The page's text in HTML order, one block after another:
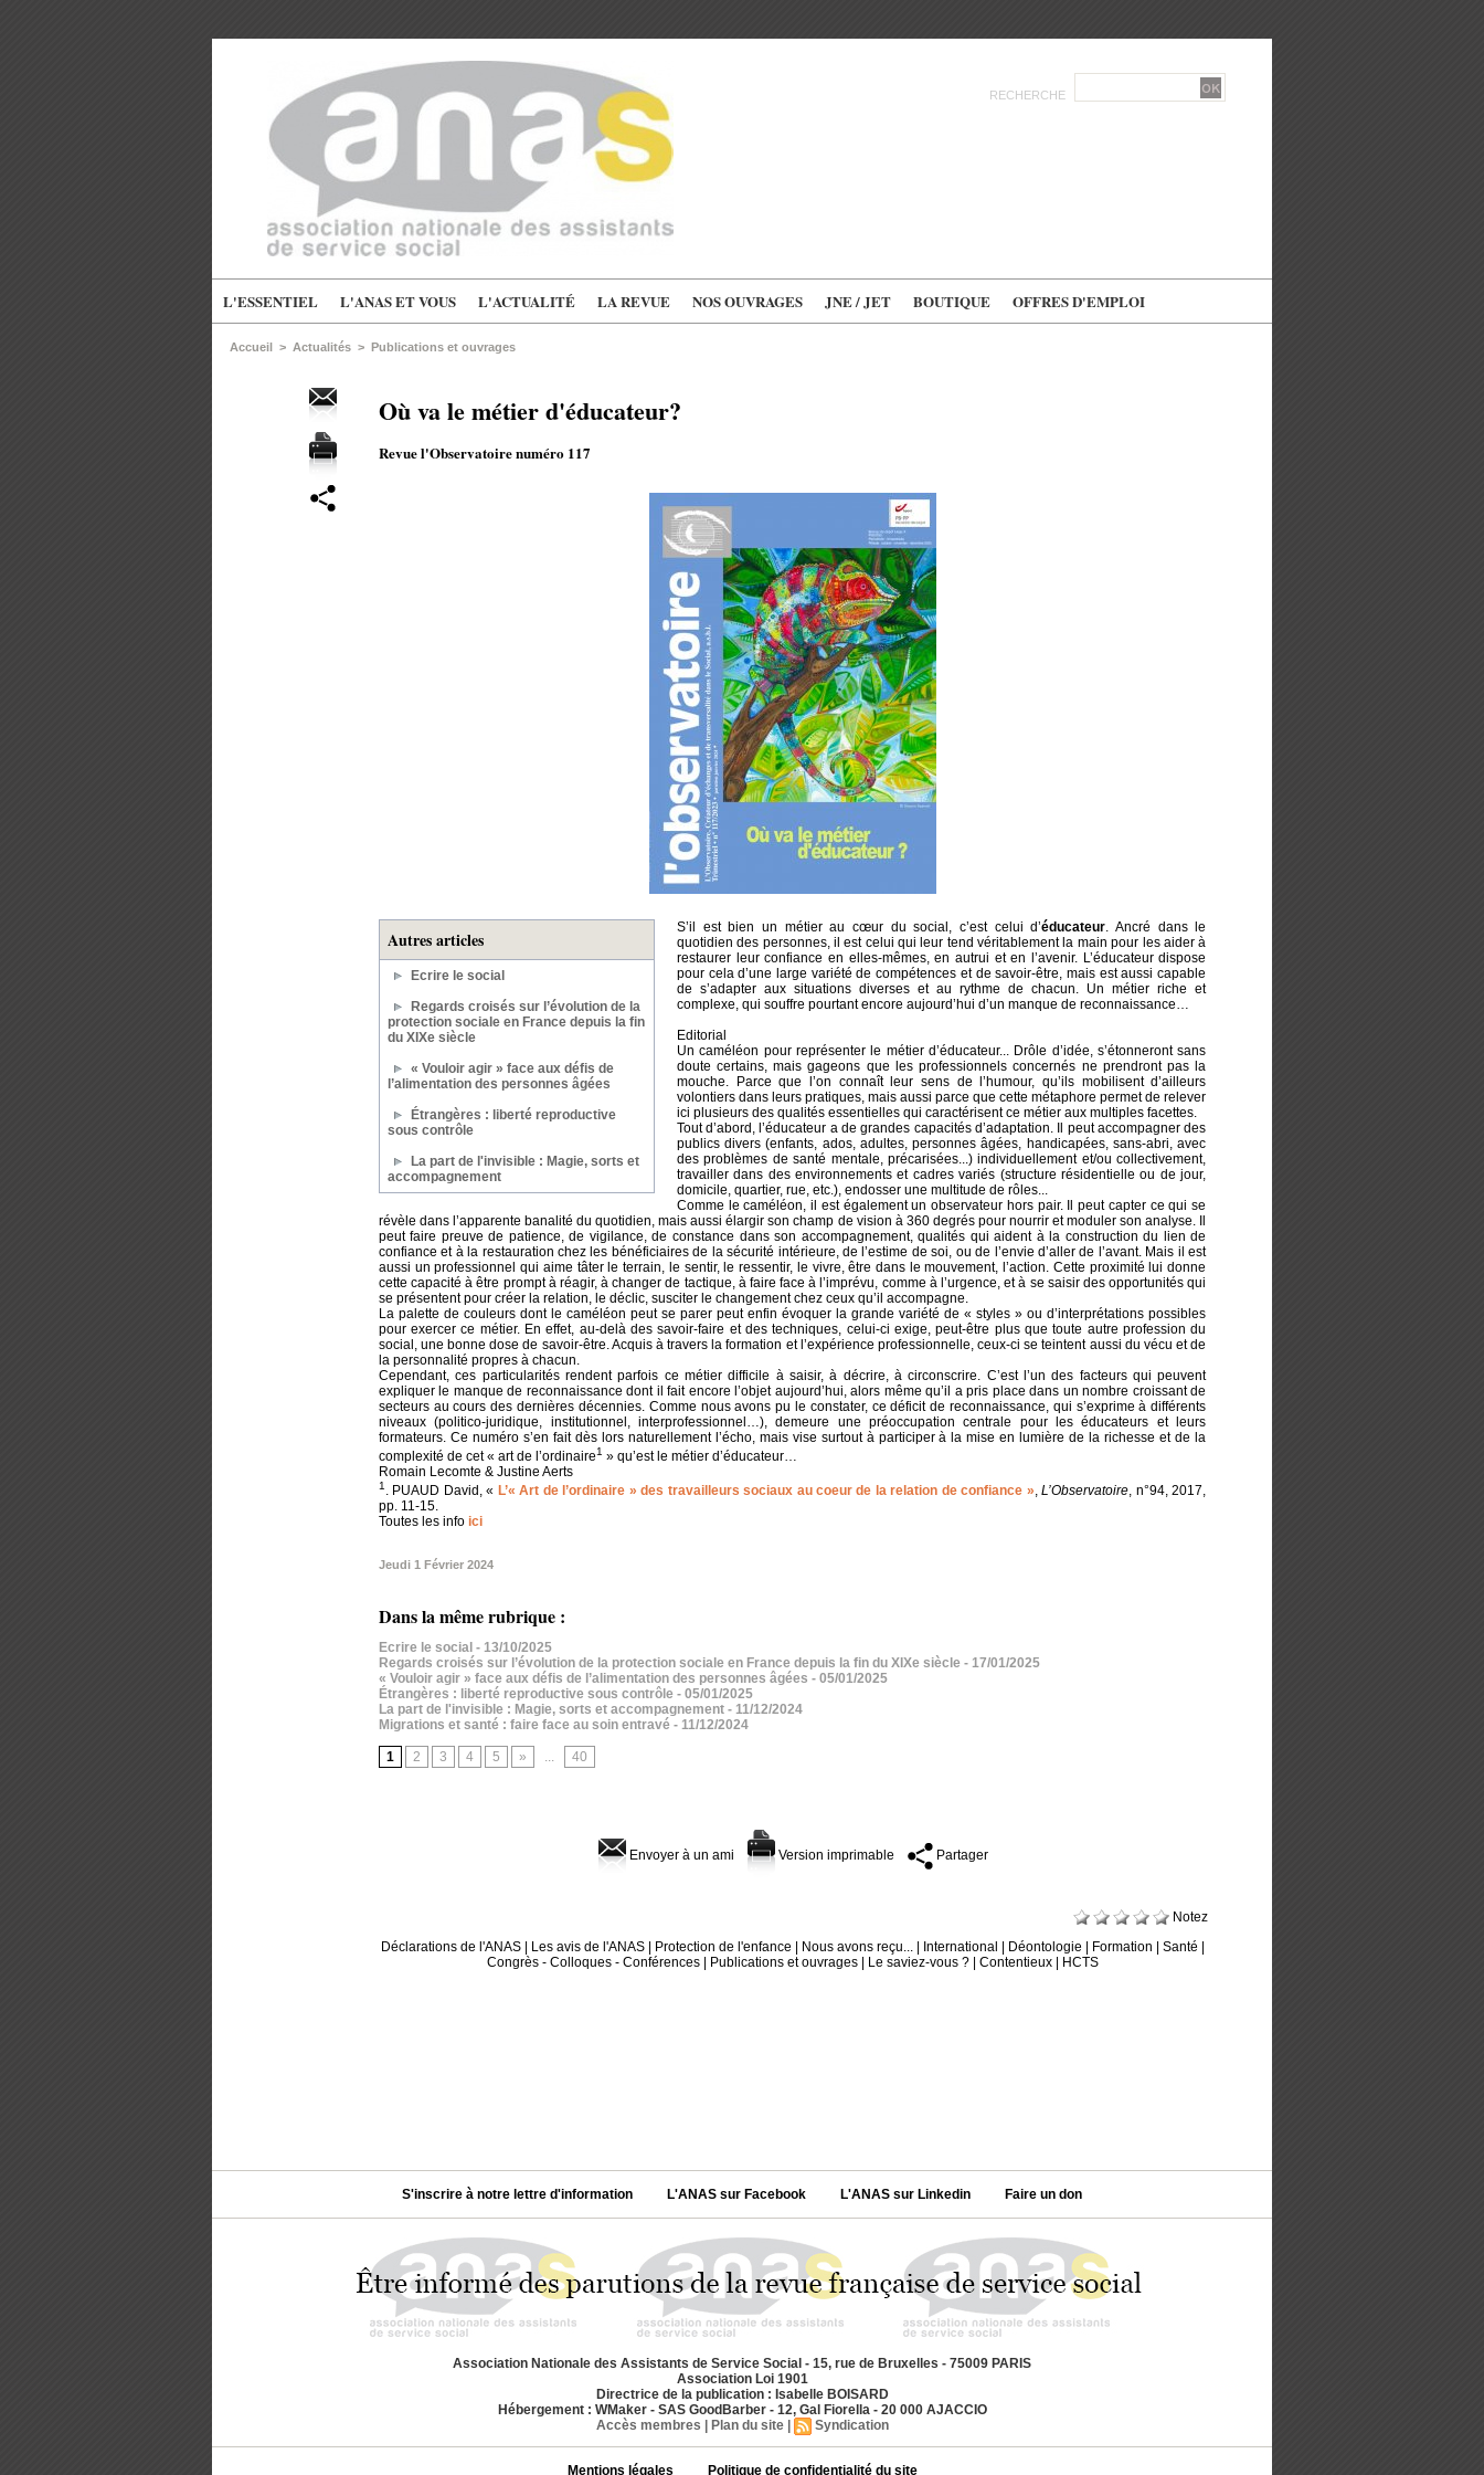
RECHERCHE
L'ESSENTIEL L'ANAS ET VOUS L'ACTUALITÉ LA REVUE NOS OUVRAGES JNE / JET BOUTIQUE OFFRES D'EMPLOI
Accueil > Actualités > Publications et ouvrages
Où va le métier d'éducateur?
Revue l'Observatoire numéro 117
Autres articles
Ecrire le social
Regards croisés sur l’évolution de la
protection sociale en France depuis la fin
du XIXe siècle
« Vouloir agir » face aux défis de
l’alimentation des personnes âgées
Étrangères : liberté reproductive
sous contrôle
La part de l'invisible : Magie, sorts et
accompagnement
S’il est bien un métier au cœur du social, c’est celui d’éducateur. Ancré dans le
quotidien des personnes, il est celui qui leur tend véritablement la main pour les aider à
restaurer leur confiance en elles-mêmes, en autrui et en l’avenir. L’éducateur dispose
pour cela d’une large variété de compétences et de savoir-être, mais est aussi capable
de s’adapter aux situations diverses et au rythme de chacun. Un métier riche et
complexe, qui souffre pourtant encore aujourd’hui d’un manque de reconnaissance…
Editorial
Un caméléon pour représenter le métier d’éducateur... Drôle d’idée, s’étonneront sans
doute certains, mais gageons que les professionnels concernés ne prendront pas la
mouche. Parce que l’on connaît leur sens de l’humour, qu’ils mobilisent d’ailleurs
volontiers dans leurs pratiques, mais aussi parce que cette métaphore permet de relever
ici plusieurs des qualités essentielles qui caractérisent ce métier aux multiples facettes.
Tout d’abord, l’éducateur a de grandes capacités d’adaptation. Il peut accompagner des
publics divers (enfants, ados, adultes, personnes âgées, handicapées, sans-abri, avec
des problèmes de santé mentale, précarisées...) individuellement et/ou collectivement,
travailler dans des environnements et cadres variés (structure résidentielle ou de jour,
domicile, quartier, rue, etc.), endosser une multitude de rôles...
Comme le caméléon, il est également un observateur hors pair. Il peut capter ce qui se
révèle dans l’apparente banalité du quotidien, mais aussi élargir son champ de vision à 360 degrés pour nourrir et moduler son analyse. Il
peut faire preuve de patience, de vigilance, de constance dans son accompagnement, qualités qui aident à la construction du lien de
confiance et à la restauration chez les bénéficiaires de la sécurité intérieure, de l’estime de soi, ou de l’envie d’aller de l’avant. Mais il est
aussi un professionnel qui aime tâter le terrain, le sentir, le ressentir, le vivre, être dans le mouvement, l’action. Cette proximité lui donne
cette capacité à être prompt à réagir, à changer de tactique, à faire face à l’imprévu, comme à l’urgence, et à se saisir des opportunités qui
se présentent pour créer la relation, le déclic, susciter le changement chez ceux qu’il accompagne.
La palette de couleurs dont le caméléon peut se parer peut enfin évoquer la grande variété de « styles » ou d’interprétations possibles
pour exercer ce métier. En effet, au-delà des savoir-faire et des techniques, celui-ci exige, peut-être plus que toute autre profession du
social, une bonne dose de savoir-être. Acquis à travers la formation et l’expérience professionnelle, ceux-ci se teintent aussi du vécu et de
la personnalité propres à chacun.
Cependant, ces particularités rendent parfois ce métier difficile à saisir, à décrire, à circonscrire. C’est l’un des facteurs qui peuvent
expliquer le manque de reconnaissance dont il fait encore l’objet aujourd’hui, alors même qu’il a pris place dans un nombre croissant de
secteurs au cours des dernières décennies. Comme nous avons pu le constater, ce déficit de reconnaissance, qui s’exprime à différents
niveaux (politico-juridique, institutionnel, interprofessionnel…), demeure une préoccupation centrale pour les éducateurs et leurs
formateurs. Ce numéro s’en fait dès lors naturellement l’écho, mais vise surtout à participer à la mise en lumière de la richesse et de la
complexité de cet « art de l’ordinaire1 » qu’est le métier d’éducateur…
Romain Lecomte & Justine Aerts
1 . PUAUD David, « L’« Art de l’ordinaire » des travailleurs sociaux au coeur de la relation de confiance »,L’Observatoire, n°94, 2017,
pp. 11-15.
Toutes les info ici
Jeudi 1 Février 2024
Dans la même rubrique :
Ecrire le social - 13/10/2025
Regards croisés sur l’évolution de la protection sociale en France depuis la fin du XIXe siècle - 17/01/2025
« Vouloir agir » face aux défis de l’alimentation des personnes âgées - 05/01/2025
Étrangères : liberté reproductive sous contrôle - 05/01/2025
La part de l'invisible : Magie, sorts et accompagnement - 11/12/2024
Migrations et santé : faire face au soin entravé - 11/12/2024
1 2 3 4 5 » ... 40
Envoyer à un ami Version imprimable Partager
Notez
Déclarations de l'ANAS
Les avis de l'ANAS Protection de l'enfance Nous avons reçu... International Déontologie Formation |Santé
Congrès - Colloques - Conférences
Publications et ouvrages Le saviez-vous ? |Contentieux HCTS
S'inscrire à notre lettre d'information L'ANAS sur Facebook L'ANAS sur Linkedin Faire un don
Association Nationale des Assistants de Service Social - 15, rue de Bruxelles - 75009 PARIS
Association Loi 1901
Directrice de la publication : Isabelle BOISARD
Hébergement : WMaker - SAS GoodBarber - 12, Gal Fiorella - 20 000 AJACCIO
Accès membres
Plan du site Syndication
Mentions légales Politique de confidentialité du site